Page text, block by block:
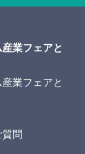
業フェアと
業フェアと
問